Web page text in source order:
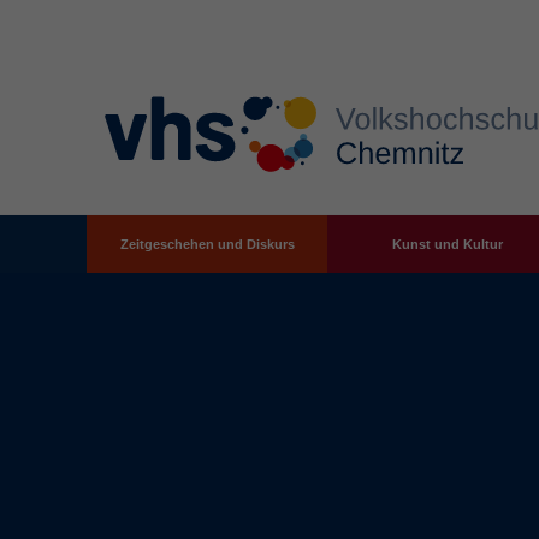
Zum Hauptinhalt springen
Zeitgeschehen und Diskurs Kunst und Kultur